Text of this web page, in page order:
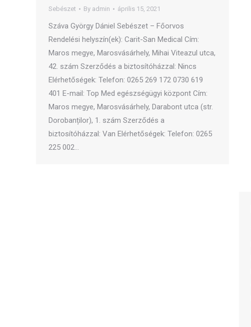
Sebészet By admin április 15, 2021
Száva György Dániel Sebészet – Főorvos
Rendelési helyszín(ek): Carit-San Medical Cím:
Maros megye, Marosvásárhely, Mihai Viteazul utca,
42. szám Szerződés a biztosítóházzal: Nincs
Elérhetőségek: Telefon: 0265 269 172 0730 619
401 E-mail: Top Med egészségügyi központ Cím:
Maros megye, Marosvásárhely, Darabont utca (str.
Dorobanților), 1. szám Szerződés a
biztosítóházzal: Van Elérhetőségek: Telefon: 0265
225 002…